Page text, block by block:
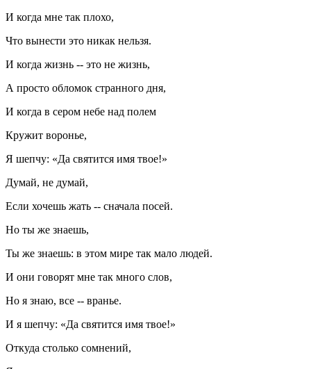
И когда мне так плохо,
Что вынести это никак нельзя.
И когда жизнь -- это не жизнь,
А просто обломок странного дня,
И когда в сером небе над полем
Кружит воронье,
Я шепчу: «Да святится имя твое!»
Думай, не думай,
Если хочешь жать -- сначала посей.
Но ты же знаешь,
Ты же знаешь: в этом мире так мало людей.
И они говорят мне так много слов,
Но я знаю, все -- вранье.
И я шепчу: «Да святится имя твое!»
Откуда столько сомнений,